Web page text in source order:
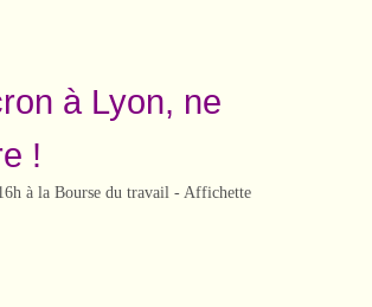
à Lyon, ne
!
à la Bourse du travail - Affichette